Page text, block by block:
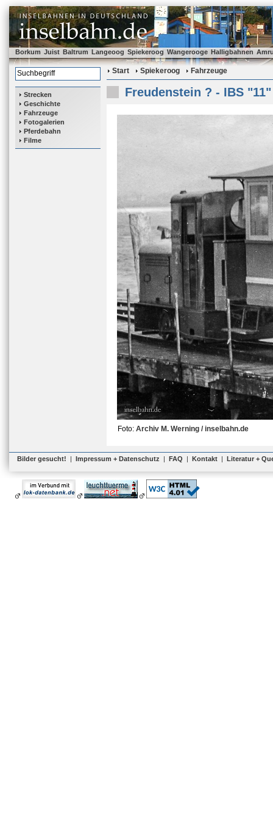
Borkum Juist Baltrum Langeoog Spiekeroog Wangerooge Halligbahnen
Strecken
Geschichte
Fahrzeuge
Fotogalerien
Pferdebahn
Filme
Start Spiekeroog Fahrzeuge
Freudenstein ? - IBS "11"
Foto: Archiv M. Werning / inselbahn.de
Bilder gesucht! | Impressum + Datenschutz | FAQ | Kontakt | Literatur +